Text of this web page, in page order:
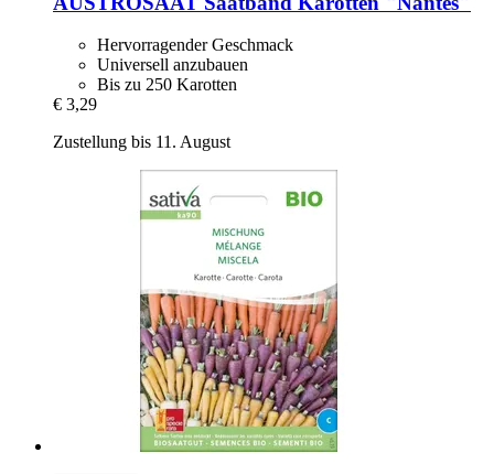
Hervorragender Geschmack
Universell anzubauen
Bis zu 250 Karotten
€ 3,29
Zustellung bis 11. August